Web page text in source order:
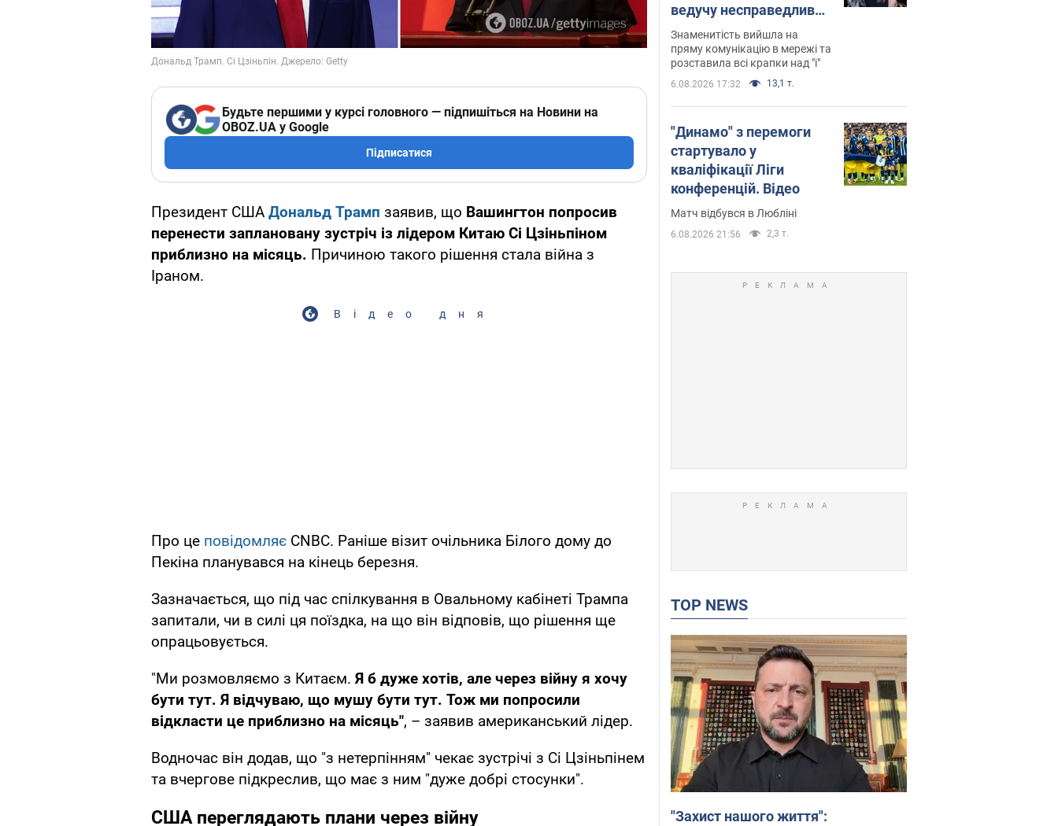
Будьте першими у курсі головного — підпишіться на Новини на
OBOZ.UA у Google
Підписатися
Президент США Дональд Трамп заявив, що Вашингтон попросив
перенести заплановану зустріч із лідером Китаю Сі Цзіньпіном
приблизно на місяць. Причиною такого рішення стала війна з
Іраном.
Відео дня
Про це повідомляє CNBC. Раніше візит очільника Білого дому до
Пекіна планувався на кінець березня.
Зазначається, що під час спілкування в Овальному кабінеті Трампа
запитали, чи в силі ця поїздка, на що він відповів, що рішення ще
опрацьовується.
"Ми розмовляємо з Китаєм. Я б дуже хотів, але через війну я хочу
бути тут. Я відчуваю, що мушу бути тут. Тож ми попросили
відкласти це приблизно на місяць", – заявив американський лідер.
Водночас він додав, що "з нетерпінням" чекає зустрічі з Сі Цзіньпінем
та вчергове підкреслив, що має з ним "дуже добрі стосунки".
США переглядають плани через війну
ведучу несправедливо
захейтили
Знаменитість вийшла на
пряму комунікацію в мережі та
розставила всі крапки над "і"
6.08.2026 17:32 13,1 т.
"Динамо" з перемоги
стартувало у
кваліфікації Ліги
конференцій. Відео
Матч відбувся в Любліні
6.08.2026 21:56 2,3 т.
TOP NEWS
"Захист нашого життя":